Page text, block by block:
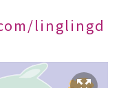
linglingd